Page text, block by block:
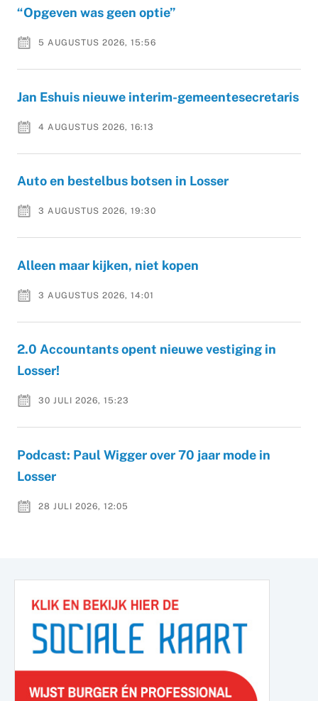
“Opgeven was geen optie”
5 AUGUSTUS 2026, 15:56
Jan Eshuis nieuwe interim-gemeentesecretaris
4 AUGUSTUS 2026, 16:13
Auto en bestelbus botsen in Losser
3 AUGUSTUS 2026, 19:30
Alleen maar kijken, niet kopen
3 AUGUSTUS 2026, 14:01
2.0 Accountants opent nieuwe vestiging in
Losser!
30 JULI 2026, 15:23
Podcast: Paul Wigger over 70 jaar mode in
Losser
28 JULI 2026, 12:05